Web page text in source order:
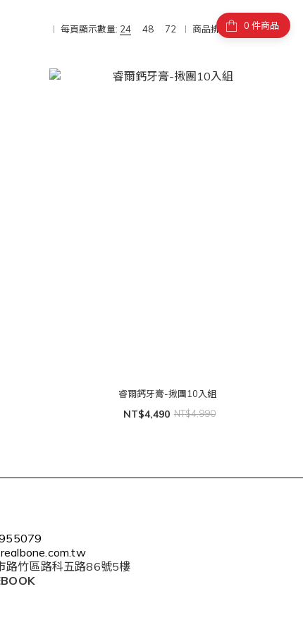
件商品
每頁顯示數量: 24 48 72 商品排序:商品排序
睿爾鈣牙膏-揪團10入組
NT$4,490 NT$4,990
路竹區路科五路86號5樓